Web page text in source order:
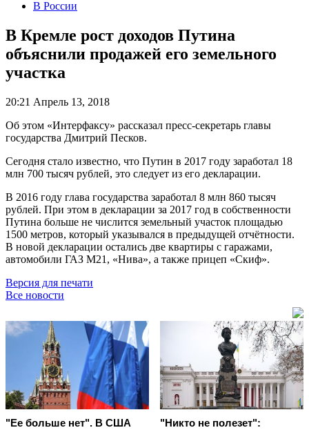
В России
В Кремле рост доходов Путина
объяснили продажей его земельного
участка
20:21 Апрель 13, 2018
Об этом «Интерфаксу» рассказал пресс-секретарь главы
государства Дмитрий Песков.
Сегодня стало известно, что Путин в 2017 году заработал 18
млн 700 тысяч рублей, это следует из его декларации.
В 2016 году глава государства заработал 8 млн 860 тысяч
рублей. При этом в декларации за 2017 год в собственности
Путина больше не числится земельный участок площадью
1500 метров, который указывался в предыдущей отчётности.
В новой декларации остались две квартиры с гаражами,
автомобили ГАЗ М21, «Нива», а также прицеп «Скиф».
Версия для печати
Все новости
"Ее больше нет". В США
"Никто не полезет":